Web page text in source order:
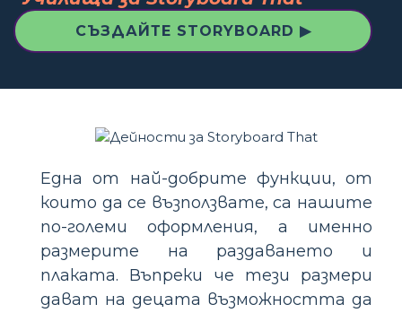
СЪЗДАЙТЕ STORYBOARD ▶
Една от най-добрите функции, от
които да се възползвате, са нашите
по-големи оформления, а именно
размерите на раздаването и
плаката. Въпреки че тези размери
дават на децата възможността да